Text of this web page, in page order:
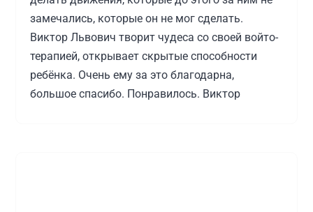
всему. Спасибо всей команде Виктора
Львовича за слаженную, профессиональную
работу, подбор и сохранение высококлассных
специалистов, нацеленных четко на результат!
замечались, которые он не мог сделать.
Виктор Львович творит чудеса со своей войто-
терапией, открывает скрытые способности
ребёнка. Очень ему за это благодарна,
большое спасибо. Понравилось. Виктор